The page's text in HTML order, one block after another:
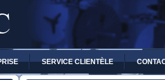
SERVICE CLIENTÈLE